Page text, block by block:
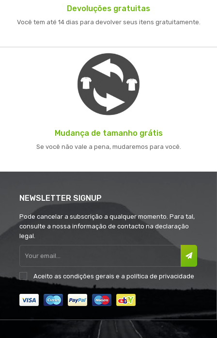
Devoluções gratuitas
Você tem até 14 dias para devolver seus itens gratuitamente.
Mudança de tamanho grátis
Se você não vale a pena, mudaremos para você.
NEWSLETTER SIGNUP
Pode cancelar a subscrição a qualquer momento. Para tal,
consulte a nossa informação de contacto na declaração
legal.
Aceito as condições gerais e a política de privacidade